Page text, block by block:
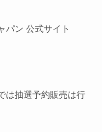
パン 公式サイト
は抽選予約販売は行